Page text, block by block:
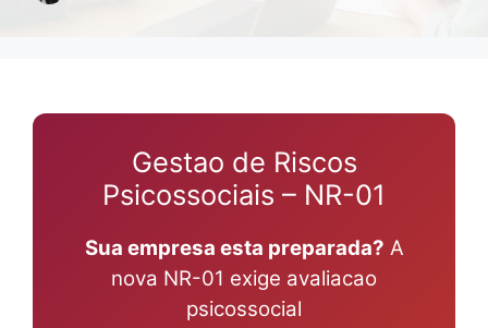
Gestao de Riscos
Psicossociais – NR-01
Sua empresa esta preparada? A
nova NR-01 exige avaliacao
psicossocial